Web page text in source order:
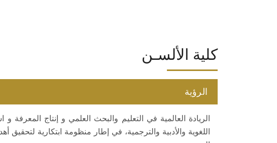
كلية الألسـن
الرؤية
الريادة العالمية في التعليم والبحث العلمي و إنتاج المعرفة
اللغوية والأدبية والترجمية، في إطار منظومة ابتكارية لتحقيق